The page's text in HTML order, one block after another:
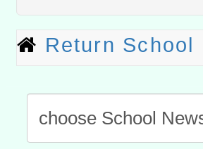
結果公告(無人
適應運動共學
本館辦理115
讀推動專業研
科技賦能─人
程
A3數位素養講
Return School